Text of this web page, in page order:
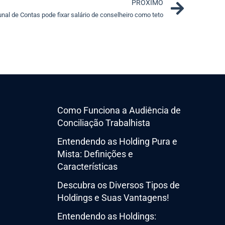
PRÓXIMO
de Contas pode fixar salário de conselheiro como teto
Como Funciona a Audiência de
Conciliação Trabalhista
Entendendo as Holding Pura e
Mista: Definições e
Características
Descubra os Diversos Tipos de
Holdings e Suas Vantagens!
Entendendo as Holdings: